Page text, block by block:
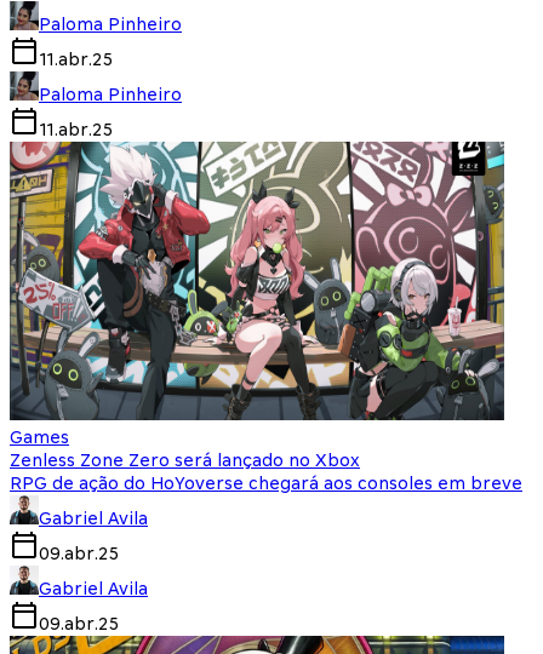
Paloma Pinheiro
11.abr.25
Paloma Pinheiro
11.abr.25
Games
Zenless Zone Zero será lançado no Xbox
RPG de ação do HoYoverse chegará aos consoles em breve
Gabriel Avila
09.abr.25
Gabriel Avila
09.abr.25